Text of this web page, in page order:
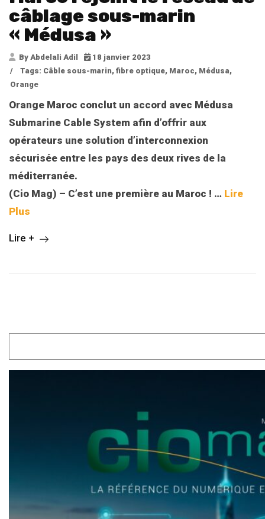
câblage sous-marin
« Médusa »
By Abdelali Adil
18 janvier 2023
/
Tags: Câble sous-marin, fibre optique, Maroc, Médusa,
Orange
Orange Maroc conclut un accord avec Médusa
Submarine Cable System afin d’offrir aux
opérateurs une solution d’interconnexion
sécurisée entre les pays des deux rives de la
méditerranée.
(Cio Mag) – C’est une première au Maroc ! … Lire
Plus
Lire +